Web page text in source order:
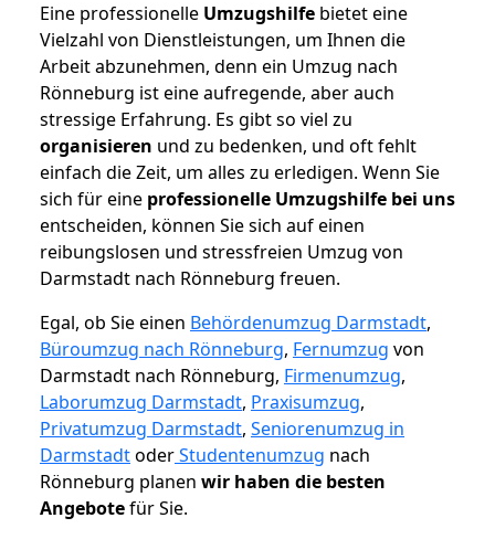
Eine professionelle Umzugshilfe bietet eine
Vielzahl von Dienstleistungen, um Ihnen die
Arbeit abzunehmen, denn ein Umzug nach
Rönneburg ist eine aufregende, aber auch
stressige Erfahrung. Es gibt so viel zu
organisieren und zu bedenken, und oft fehlt
einfach die Zeit, um alles zu erledigen. Wenn Sie
sich für eine professionelle Umzugshilfe bei uns
entscheiden, können Sie sich auf einen
reibungslosen und stressfreien Umzug von
Darmstadt nach Rönneburg freuen.
Egal, ob Sie einen Behördenumzug Darmstadt,
Büroumzug nach Rönneburg, Fernumzug von
Darmstadt nach Rönneburg, Firmenumzug,
Laborumzug Darmstadt, Praxisumzug,
Privatumzug Darmstadt, Seniorenumzug in
DarmstadtoderStudentenumzug nach
Rönneburg planen wir haben die besten
Angebotefür Sie.